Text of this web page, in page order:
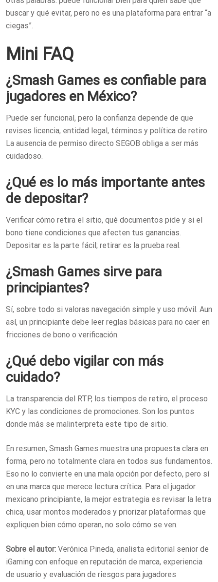
buscar y qué evitar, pero no es una plataforma para entrar “a
ciegas”.
Mini FAQ
¿Smash Games es confiable para
jugadores en México?
Puede ser funcional, pero la confianza depende de que
revises licencia, entidad legal, términos y política de retiro.
La ausencia de permiso directo SEGOB obliga a ser más
cuidadoso.
¿Qué es lo más importante antes
de depositar?
Verificar cómo retira el sitio, qué documentos pide y si el
bono tiene condiciones que afecten tus ganancias.
Depositar es la parte fácil; retirar es la prueba real.
¿Smash Games sirve para
principiantes?
Sí, sobre todo si valoras navegación simple y uso móvil. Aun
así, un principiante debe leer reglas básicas para no caer en
fricciones de bono o verificación.
¿Qué debo vigilar con más
cuidado?
La transparencia del RTP, los tiempos de retiro, el proceso
KYC y las condiciones de promociones. Son los puntos
donde más se malinterpreta este tipo de sitio.
En resumen, Smash Games muestra una propuesta clara en
forma, pero no totalmente clara en todos sus fundamentos.
Eso no lo convierte en una mala opción por defecto, pero sí
en una marca que merece lectura crítica. Para el jugador
mexicano principiante, la mejor estrategia es revisar la letra
chica, usar montos moderados y priorizar plataformas que
expliquen bien cómo operan, no solo cómo se ven.
Sobre el autor: Verónica Pineda, analista editorial senior de
iGaming con enfoque en reputación de marca, experiencia
de usuario y evaluación de riesgos para jugadores